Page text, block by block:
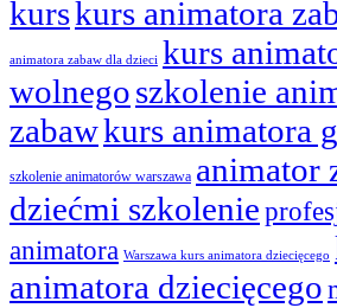
kurskurs animatora
animatora zabaw dla dzieci kurs
wolnegoszkolenie
zabawkurs animatora
szkolenie animatorów warszawa animator
dziećmi szkolenie
animatora Warszawa kurs animatora dziecięcego
animatora dziecięcego